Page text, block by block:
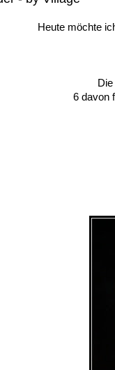
Heute möchte
6 davon